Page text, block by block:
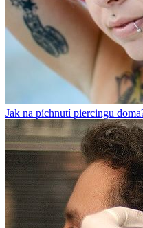
Jak na píchnutí piercingu